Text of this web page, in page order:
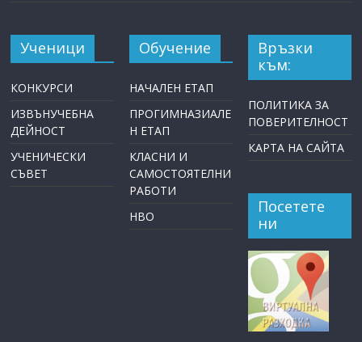
Ученици
КОНКУРСИ
ИЗВЪНУЧЕБНА
ДЕЙНОСТ
УЧЕНИЧЕСКИ
СЪВЕТ
Обучение
НАЧАЛЕН ЕТАП
ПРОГИМНАЗИАЛЕ
Н ЕТАП
КЛАСНИ И
САМОСТОЯТЕЛНИ
РАБОТИ
НВО
Връзки
към:
ПОЛИТИКА ЗА
ПОВЕРИТЕЛНОСТ
КАРТА НА САЙТА
Посетете
ни